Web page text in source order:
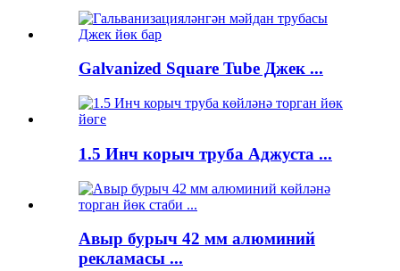
Galvanized Square Tube Джек ...
1.5 Инч корыч труба Аджуста ...
Авыр бурыч 42 мм алюминий
рекламасы ...